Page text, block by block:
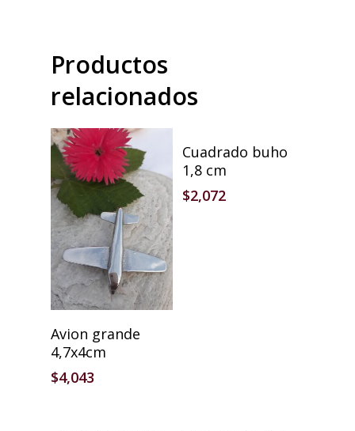
Productos
relacionados
Añadir Al Carrito
Avion grande
4,7x4cm
$4,043
Añadir Al Carrito
Cuadrado buho
1,8 cm
$2,072